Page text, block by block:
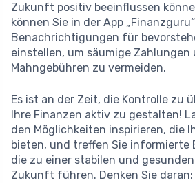
Zukunft positiv beeinflussen
können Sie in der App
Benachrichtigungen für
einstellen, um säumige Zahlungen
Mahngebühren zu vermeiden.
Es ist an der Zeit, die Kontrolle zu
Ihre Finanzen aktiv zu gestalten!
den Möglichkeiten inspirieren, die
bieten, und treffen Sie informierte
die zu einer stabilen und
Zukunft führen. Denken Sie